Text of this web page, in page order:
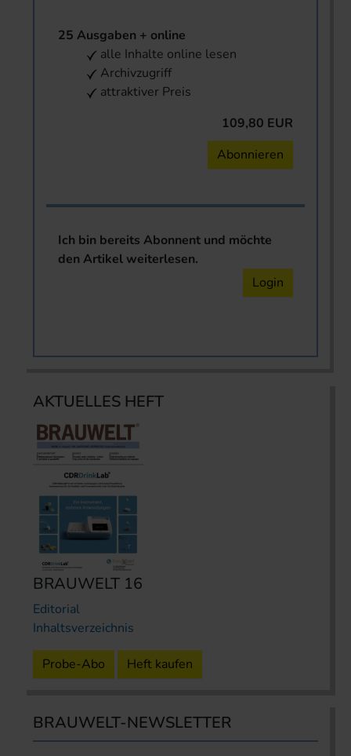
25 Ausgaben + online
alle Inhalte online lesen
Archivzugriff
attraktiver Preis
109,80 EUR
Abonnieren
Ich bin bereits Abonnent und möchte
den Artikel weiterlesen.
Login
AKTUELLES HEFT
BRAUWELT 16
Editorial
Inhaltsverzeichnis
Probe-Abo Heft kaufen
BRAUWELT-NEWSLETTER